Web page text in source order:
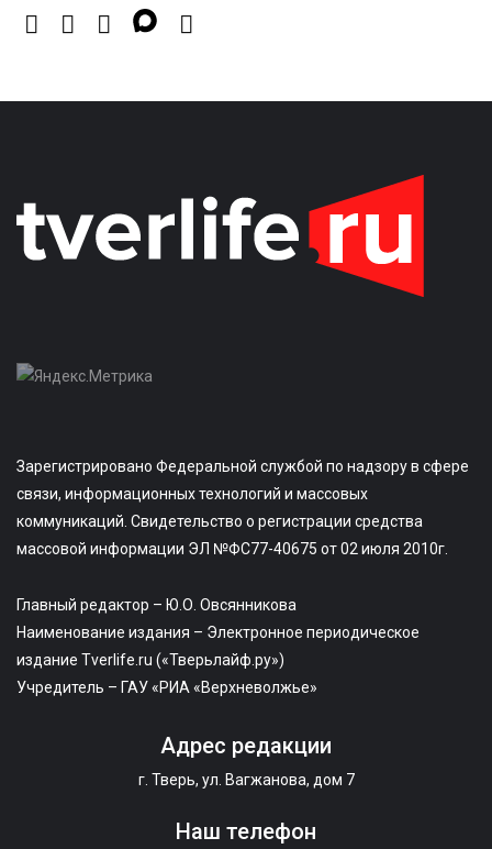
Зарегистрировано Федеральной службой по надзору в сфере
связи, информационных технологий и массовых
коммуникаций. Свидетельство о регистрации средства
массовой информации ЭЛ №ФС77-40675 от 02 июля 2010г.
Главный редактор – Ю.О. Овсянникова
Наименование издания – Электронное периодическое
издание Tverlife.ru («Тверьлайф.ру»)
Учредитель – ГАУ «РИА «Верхневолжье»
Адрес редакции
г. Тверь, ул. Вагжанова, дом 7
Наш телефон